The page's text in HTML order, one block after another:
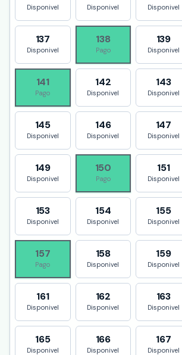
Disponivel Disponivel Disponivel
137
Disponivel
138
Pago
139
Disponivel
141
Pago
142
Disponivel
143
Disponivel
145
Disponivel
146
Disponivel
147
Disponivel
149
Disponivel
150
Pago
151
Disponivel
153
Disponivel
154
Disponivel
155
Disponivel
157
Pago
158
Disponivel
159
Disponivel
161
Disponivel
162
Disponivel
163
Disponivel
165
Disponivel
166
Disponivel
167
Disponivel